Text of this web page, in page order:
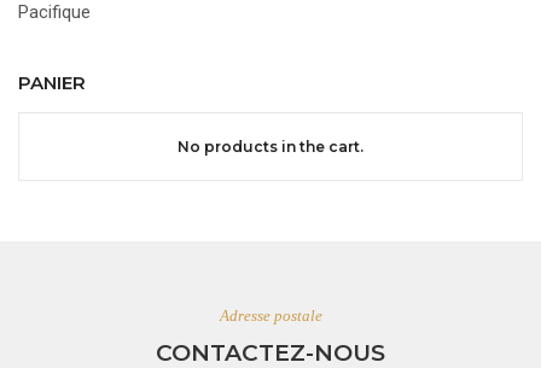
Pacifique
PANIER
No products in the cart.
Adresse postale
CONTACTEZ-NOUS